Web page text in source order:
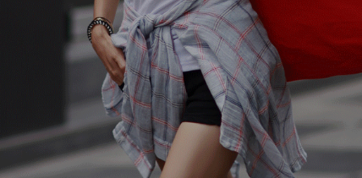
시즌오프 1+1 기획세트 자체